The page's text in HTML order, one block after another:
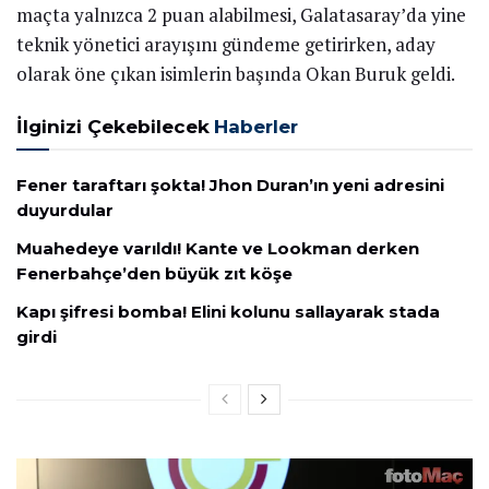
maçta yalnızca 2 puan alabilmesi, Galatasaray’da yine
teknik yönetici arayışını gündeme getirirken, aday
olarak öne çıkan isimlerin başında Okan Buruk geldi.
İlginizi Çekebilecek Haberler
Fener taraftarı şokta! Jhon Duran’ın yeni adresini
duyurdular
Muahedeye varıldı! Kante ve Lookman derken
Fenerbahçe’den büyük zıt köşe
Kapı şifresi bomba! Elini kolunu sallayarak stada
girdi